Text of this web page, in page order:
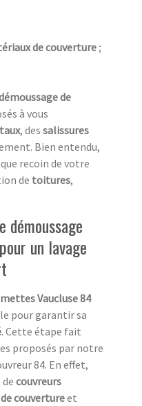
de couverture;
de
à vous
, des salissures
Bien entendu,
recoin de votre
de toitures,
démoussage
un lavage
Vaucluse 84
pour garantir sa
. Cette étape fait
proposés par notre
84. En effet,
couvreurs
couvertureet